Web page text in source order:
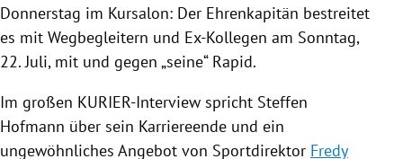
Donnerstag im Kursalon: Der Ehrenkapitän bestreitet
es mit Wegbegleitern und Ex-Kollegen am Sonntag,
22. Juli, mit und gegen „seine“ Rapid.
Im großen KURIER-Interview spricht Steffen
Hofmann über sein Karriereende und ein
ungewöhnliches Angebot von Sportdirektor Fredy